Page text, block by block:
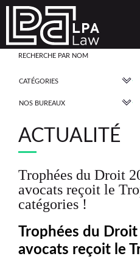
CATÉGORIES
NOS BUREAUX
ACTUALITÉ
Trophées du Droit
avocats reçoit le
catégories !
Trophées du Droit
avocats reçoit le